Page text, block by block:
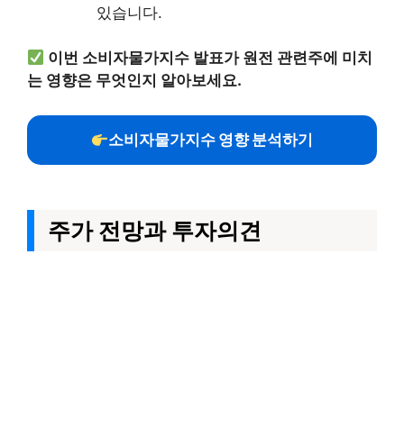
있습니다.
이번 소비자물가지수 발표가 원전 관련주에 미치
는 영향은 무엇인지 알아보세요.
소비자물가지수 영향 분석하기
주가 전망과 투자의견